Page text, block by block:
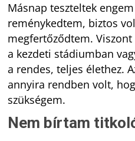
Másnap teszteltek
reménykedtem, biztos
megfertőződtem.
a kezdeti stádiumban
a rendes, teljes élethez.
annyira rendben volt,
szükségem.
Nem bírtam